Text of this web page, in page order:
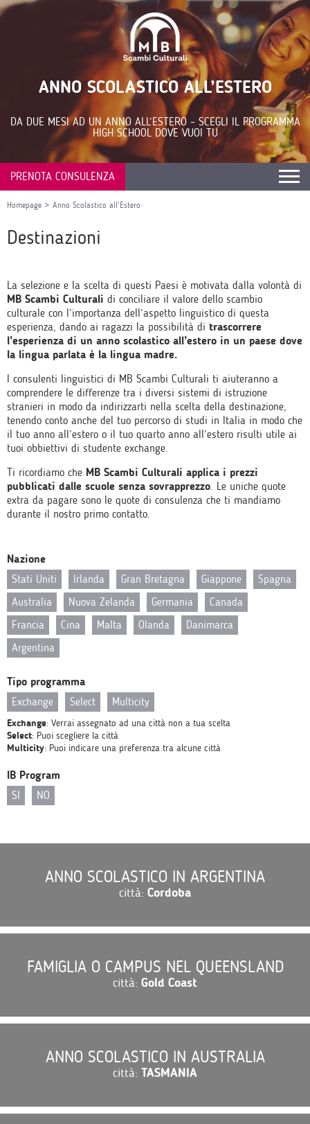
ANNO SCOLASTICO ALL’ESTERO
DA DUE MESI AD UN ANNO ALL’ESTERO – SCEGLI IL PROGRAMMA
HIGH SCHOOL DOVE VUOI TU
PRENOTA CONSULENZA
Homepage > Anno Scolastico all’Estero
Destinazioni
La selezione e la scelta di questi Paesi è motivata dalla volontà di
MB Scambi Culturali di conciliare il valore dello scambio
culturale con l’importanza dell’aspetto linguistico di questa
esperienza, dando ai ragazzi la possibilità di trascorrere
l’esperienza di un anno scolastico all’estero in un paese dove
la lingua parlata è la lingua madre.
I consulenti linguistici di MB Scambi Culturali ti aiuteranno a
comprendere le differenze tra i diversi sistemi di istruzione
stranieri in modo da indirizzarti nella scelta della destinazione,
tenendo conto anche del tuo percorso di studi in Italia in modo che
il tuo anno all’estero o il tuo quarto anno all’estero risulti utile ai
tuoi obbiettivi di studente exchange.
Ti ricordiamo che MB Scambi Culturali applica i prezzi
pubblicati dalle scuole senza sovrapprezzo. Le uniche quote
extra da pagare sono le quote di consulenza che ti mandiamo
durante il nostro primo contatto.
Nazione
Stati Uniti
Irlanda Gran Bretagna Giappone
Spagna
Australia
Nuova Zelanda Germania
Canada
Francia
Cina Malta Olanda
Danimarca
Argentina
Tipo programma
Exchange
Select Multicity
Exchange: Verrai assegnato ad una città non a tua scelta
Select: Puoi scegliere la città
Multicity: Puoi indicare una preferenza tra alcune città
IB Program
SI
NO
ANNO SCOLASTICO IN ARGENTINA
città: Cordoba
FAMIGLIA O CAMPUS NEL QUEENSLAND
città: Gold Coast
ANNO SCOLASTICO IN AUSTRALIA
città: TASMANIA